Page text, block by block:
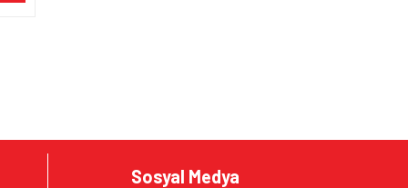
Sosyal Medya